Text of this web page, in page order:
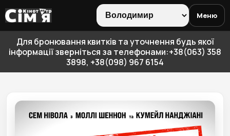
Меню
Для бронювання квитків та уточнення будь якої
інформації зверніться за телефонами:+38(063) 358
3898, +38(098) 967 6154